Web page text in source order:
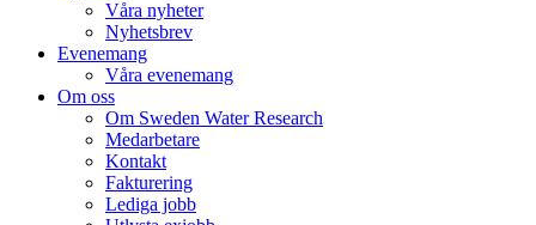
Våra nyheter
Nyhetsbrev
Evenemang
Våra evenemang
Om oss
Om Sweden Water Research
Medarbetare
Kontakt
Fakturering
Lediga jobb